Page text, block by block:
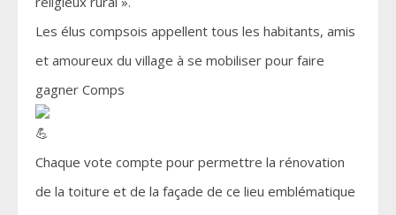
Les élus compsois appellent tous les habitants, amis
et amoureux du village à se mobiliser pour faire
gagner Comps
Chaque vote compte pour permettre la rénovation
de la toiture et de la façade de ce lieu emblématique